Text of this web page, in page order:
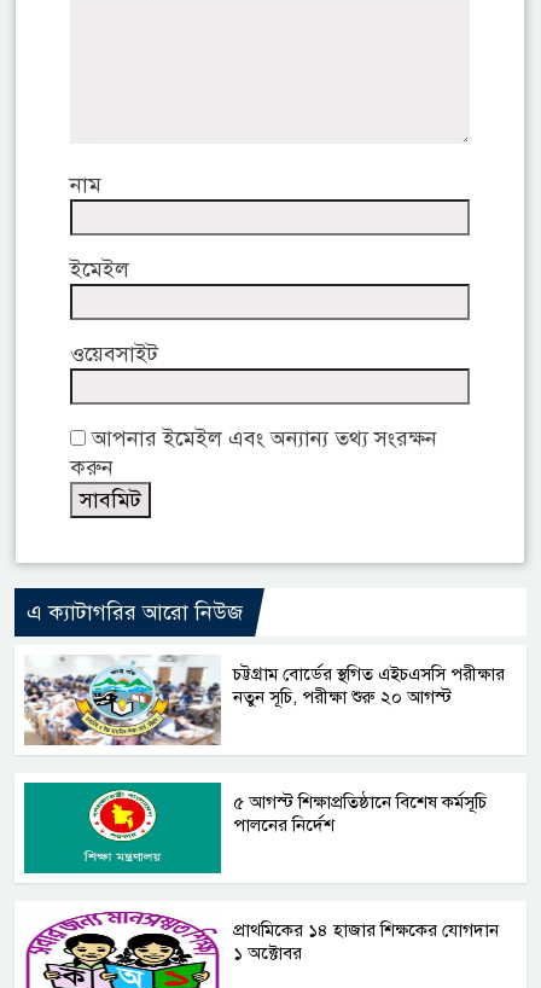
নাম
ইমেইল
ওয়েবসাইট
আপনার ইমেইল এবং অন্যান্য তথ্য সংরক্ষন
করুন
এ ক্যাটাগরির আরো নিউজ
চট্টগ্রাম বোর্ডের স্থগিত এইচএসসি পরীক্ষার
নতুন সূচি, পরীক্ষা শুরু ২০ আগস্ট
৫ আগস্ট শিক্ষাপ্রতিষ্ঠানে বিশেষ কর্মসূচি
পালনের নির্দেশ
প্রাথমিকের ১৪ হাজার শিক্ষকের যোগদান
১ অক্টোবর